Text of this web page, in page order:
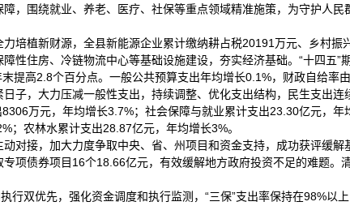
，围绕就业、养老、医疗、社保等重点领域精准施策，为守护人民
培植新财源，全县新能源企业累计缴纳耕占税20191万元、乡村振
性住房、冷链物流中心等基础设施建设，夯实经济基础。“十四五”
提高2.8个百分点。一般公共预算支出年均增长0.1%，财政自给率
子，大力压减一般性支出，持续调整、优化支出结构，民生支出
万元，年均增长3.7%；社会保障与就业累计支出23.30亿元，
；农林水累计支出28.87亿元，年均增长3%。
对接，加大力度争取中央、省、州项目和资金支持，成功获评缓解
项债券项目16个18.66亿元，有效缓解地方政府投资不足的难题。
行双优先，强化资金调度和执行监测，“三保”支出率保持在98%以